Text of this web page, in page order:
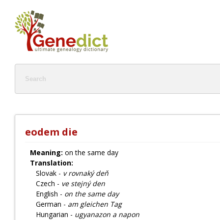
eodem die
Meaning: on the same day
Translation:
Slovak - v rovnaký deň
Czech - ve stejný den
English - on the same day
German - am gleichen Tag
Hungarian - ugyanazon a napon